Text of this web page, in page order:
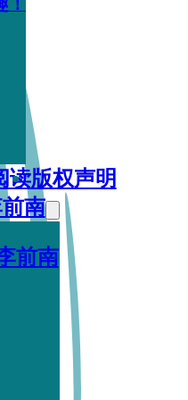
读版权声明
南
前南